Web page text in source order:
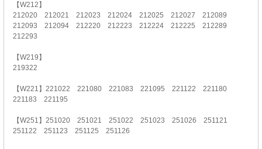
【W212】
212020 212021 212023 212024 212025 212027 212089
212093 212094 212220 212223 212224 212225 212289
212293
【W219】
219322
【W221】221022 221080 221083 221095 221122 221180
221183 221195
【W251】251020 251021 251022 251023 251026 251121
251122 251123 251125 251126